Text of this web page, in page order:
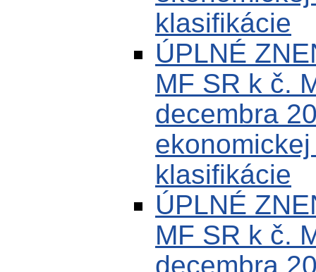
klasifikácie
ÚPLNÉ
MF SR k č.
decembra
klasifikácie
ÚPLNÉ
MF SR k č.
decembra